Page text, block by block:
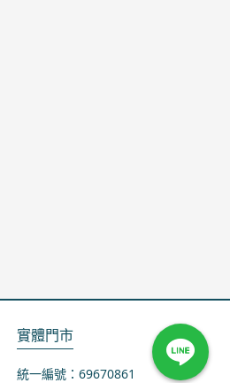
實體門市
統一編號：69670861